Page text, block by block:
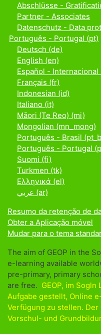
Abschlüsse -
Partner - Associates
Datenschutz - Data
Português - Portugal ‎(pt)‎
Deutsch ‎(de)‎
English ‎(en)‎
Español - Internacional
Français ‎(fr)‎
Indonesian ‎(id)‎
Italiano ‎(it)‎
Māori (Te Reo) ‎(mi)‎
Mongolian ‎(mn_mong)‎
Português - Brasil
Português - Portugal
Suomi ‎(fi)‎
Turkmen ‎(tk)‎
Ελληνικά ‎(el)‎
عربي ‎(ar)‎
Resumo da retenção de
Obter a Aplicação móvel
Mudar para o tema
The aim of GEOP in the
e-learning available
pre-primary, primary
are free. GEOP, im
Aufgabe gestellt, Online
Verfügung zu stellen.
Vorschul- und